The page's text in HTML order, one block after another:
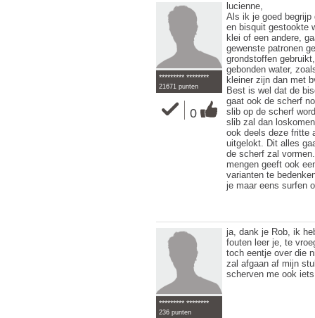
********* ********
21671 punten
0
lucienne,
Als ik je goed begrijp
en bisquit gestookte
klei of een andere,
gewenste patronen
grondstoffen
gebonden water,
kleiner zijn dan met
Best is wel dat de
gaat ook de scherf
slib op de scherf
slib zal dan
ook deels deze fritte
uitgelokt. Dit alles
de scherf zal
mengen geeft ook
varianten te
je maar eens surfen
********* ********
236 punten
ja, dank je Rob, ik
fouten leer je, te
toch eentje over die
zal afgaan af mijn
scherven me ook